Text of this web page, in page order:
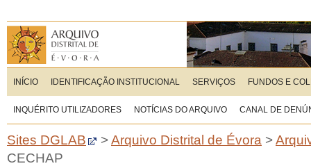
INÍCIO IDENTIFICAÇÃO INSTITUCIONAL SERVIÇOS FUNDOS E
INQUÉRITO UTILIZADORES NOTÍCIAS DO ARQUIVO CANAL DE
Sites DGLAB >Arquivo Distrital de Évora >
CECHAP